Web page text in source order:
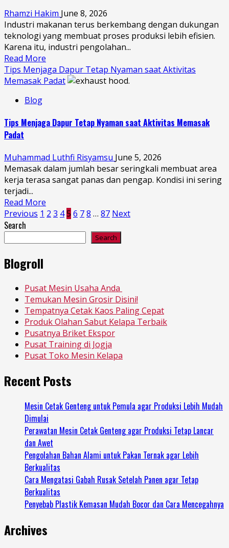
Rhamzi Hakim June 8, 2026
Industri makanan terus berkembang dengan dukungan
teknologi yang membuat proses produksi lebih efisien.
Karena itu, industri pengolahan...
Read More
Tips Menjaga Dapur Tetap Nyaman saat Aktivitas
Memasak Padat
Blog
Tips Menjaga Dapur Tetap Nyaman saat Aktivitas Memasak
Padat
Muhammad Luthfi Risyamsu June 5, 2026
Memasak dalam jumlah besar seringkali membuat area
kerja terasa sangat panas dan pengap. Kondisi ini sering
terjadi...
Read More
Posts
pagination
Previous 1 2 3 45 6 78 … 87 Next
Search
Search
Blogroll
Pusat Mesin Usaha Anda
Temukan Mesin Grosir Disini!
Tempatnya Cetak Kaos Paling Cepat
Produk Olahan Sabut Kelapa Terbaik
Pusatnya Briket Ekspor
Pusat Training di Jogja
Pusat Toko Mesin Kelapa
Recent Posts
Mesin Cetak Genteng untuk Pemula agar Produksi Lebih Mudah
Dimulai
Perawatan Mesin Cetak Genteng agar Produksi Tetap Lancar
dan Awet
Pengolahan Bahan Alami untuk Pakan Ternak agar Lebih
Berkualitas
Cara Mengatasi Gabah Rusak Setelah Panen agar Tetap
Berkualitas
Penyebab Plastik Kemasan Mudah Bocor dan Cara Mencegahnya
Archives